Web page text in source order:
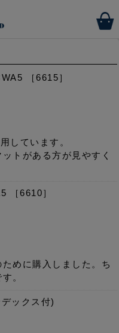
［6615］
しています。
トがある方が見やすく
［6610］
めに購入しました。ち
。
ックス付)